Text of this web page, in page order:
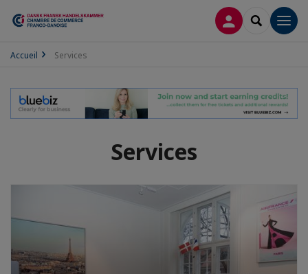
CONNEXION
Accueil Services
Services